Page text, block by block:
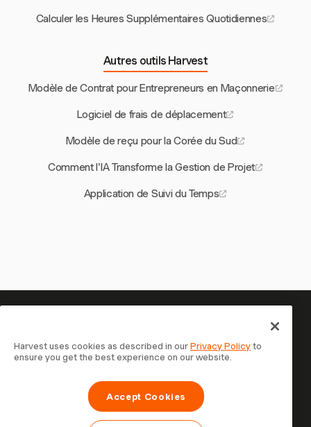
Calculer les Heures Supplémentaires Quotidiennes
Autres outils Harvest
Modèle de Contrat pour Entrepreneurs en Maçonnerie
Logiciel de frais de déplacement
Modèle de reçu pour la Corée du Sud
Comment l'IA Transforme la Gestion de Projet
Application de Suivi du Temps
Votre temps mérite d'être suivi —
commencez maintenant
Rejoignez plus de 70 000 entreprises qui suivent leur
temps, facturent leurs clients et sont payées plus
rapidement avec Harvest. Essai gratuit, 30 secondes
Harvest uses cookies as described in ourPrivacy Policyto
ensure you get the best experience on our website.
Accept Cookies